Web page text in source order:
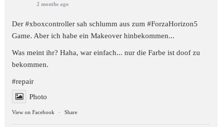
2 months ago
Der #xboxcontroller sah schlumm aus zum#ForzaHorizon5
Game. Aber ich habe ein Makeover hinbekommen...
Was meint ihr? Haha, war einfach... nur die Farbe ist doof zu
bekommen.
#repair
Photo
View on Facebook · Share